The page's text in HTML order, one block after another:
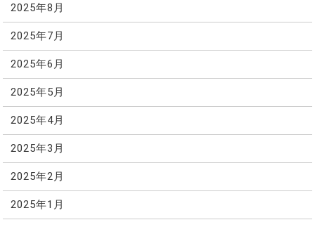
2025年8月
2025年7月
2025年6月
2025年5月
2025年4月
2025年3月
2025年2月
2025年1月